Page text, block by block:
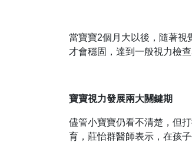
當寶寶2個月大以後，隨著視
才會穩固，達到一般視力檢
寶寶視力發展兩大關鍵期
儘管小寶寶仍看不清楚，但
育，莊怡群醫師表示，在孩